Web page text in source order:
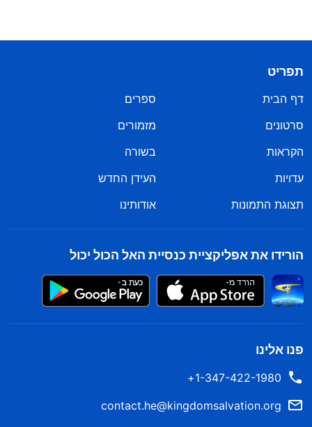
תפריט
דף הבית
ספרים
סרטונים
מזמורים
הקראות
בשורה
עדויות
העידן החדש
תצוגת התמונות
אודותינו
הורידו את אפליקציית כנסיית האל הכול יכול
פנו אלינו
1-347-422-1980+
contact.he@kingdomsalvation.org